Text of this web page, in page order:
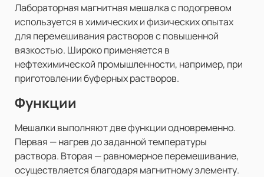
Лабораторная магнитная мешалка с подогревом
используется в химических и физических опытах
для перемешивания растворов с повышенной
вязкостью. Широко применяется в
нефтехимической промышленности, например, при
приготовлении буферных растворов.
Функции
Мешалки выполняют две функции одновременно.
Первая — нагрев до заданной температуры
раствора. Вторая — равномерное перемешивание,
осуществляется благодаря магнитному элементу.